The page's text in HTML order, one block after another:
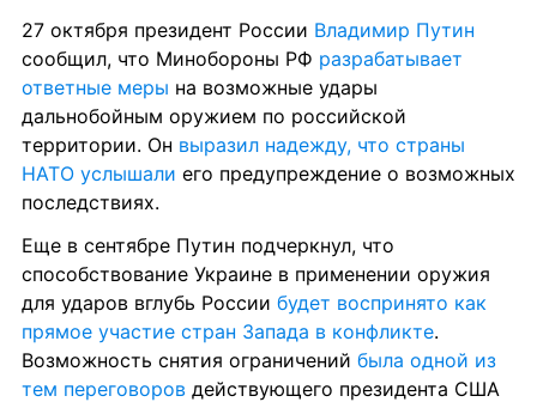
27 октября президент России Владимир Путин
сообщил, что Минобороны РФ разрабатывает
ответные меры на возможные удары
дальнобойным оружием по российской
территории. Он выразил надежду, что страны
НАТО услышали его предупреждение о возможных
последствиях.
Еще в сентябре Путин подчеркнул, что
способствование Украине в применении оружия
для ударов вглубь России будет воспринято как
прямое участие стран Запада в конфликте.
Возможность снятия ограничений была одной из
тем переговоров действующего президента США